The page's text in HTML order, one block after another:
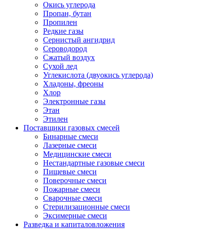
Окись углерода
Пропан, бутан
Пропилен
Редкие газы
Сернистый ангидрид
Сероводород
Сжатый воздух
Сухой лед
Углекислота (двуокись углерода)
Хладоны, фреоны
Хлор
Электронные газы
Этан
Этилен
Поставщики газовых смесей
Бинарные смеси
Лазерные смеси
Медицинские смеси
Нестандартные газовые смеси
Пищевые смеси
Поверочные смеси
Пожарные смеси
Сварочные смеси
Стерилизационные смеси
Эксимерные смеси
Разведка и капиталовложения